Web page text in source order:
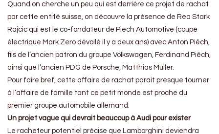
Quand on cherche un peu qui est derrière ce projet de rachat
par cette entité suisse, on découvre la présence de Rea Stark
Rajcic qui est le co-fondateur de Piech Automotive (coupé
électrique Mark Zero dévoilé il y a deux ans) avec Anton Piëch,
fils de l’ancien patron du groupe Volkswagen, Ferdinand Piëch,
ainsi que l’ancien PDG de Porsche, Matthias Müller.
Pour faire bref, cette affaire de rachat parait presque tourner
à l’affaire de famille tant ce petit monde est proche du
premier groupe automobile allemand.
Un projet vague qui devrait beaucoup à Audi pour exister
Le racheteur potentiel précise que Lamborghini deviendra